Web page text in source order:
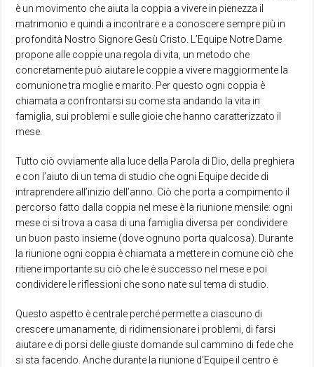
è un movimento che aiuta la coppia a vivere in pienezza il
matrimonio e quindi a incontrare e a conoscere sempre più in
profondità Nostro Signore Gesù Cristo. L’Equipe Notre Dame
propone alle coppie una regola di vita, un metodo che
concretamente può aiutare le coppie a vivere maggiormente la
comunione tra moglie e marito. Per questo ogni coppia è
chiamata a confrontarsi su come sta andando la vita in
famiglia, sui problemi e sulle gioie che hanno caratterizzato il
mese.
Tutto ciò ovviamente alla luce della Parola di Dio, della preghiera
e con l’aiuto di un tema di studio che ogni Equipe decide di
intraprendere all’inizio dell’anno. Ciò che porta a compimento il
percorso fatto dalla coppia nel mese è la riunione mensile: ogni
mese ci si trova a casa di una famiglia diversa per condividere
un buon pasto insieme (dove ognuno porta qualcosa). Durante
la riunione ogni coppia è chiamata a mettere in comune ciò che
ritiene importante su ciò che le è successo nel mese e poi
condividere le riflessioni che sono nate sul tema di studio.
Questo aspetto è centrale perché permette a ciascuno di
crescere umanamente, di ridimensionare i problemi, di farsi
aiutare e di porsi delle giuste domande sul cammino di fede che
si sta facendo. Anche durante la riunione d’Equipe il centro è